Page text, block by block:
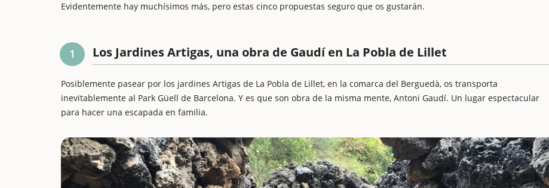
Evidentemente hay muchísimos más, pero estas cinco propuestas seguro que os gustarán.
1 Los Jardines Artigas, una obra de Gaudí en La Pobla de Lillet
Posiblemente pasear por los jardines Artigas de La Pobla de Lillet, en la comarca del Berguedà, os transporta
inevitablemente al Park Güell de Barcelona. Y es que son obra de la misma mente, Antoni Gaudí. Un lugar espectacular
para hacer una escapada en familia.